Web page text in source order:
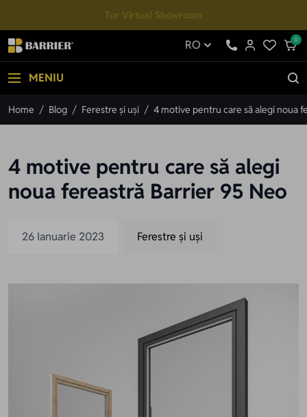
Tur Virtual Showroom
RO 0
MENIU
Home / Blog / Ferestre și uși / 4 motive pentru care să alegi noua
4 motive pentru care să alegi
noua fereastră Barrier 95 Neo
26 Ianuarie 2023 Ferestre și uși